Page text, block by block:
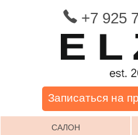
+7 925
Записаться на
САЛОН